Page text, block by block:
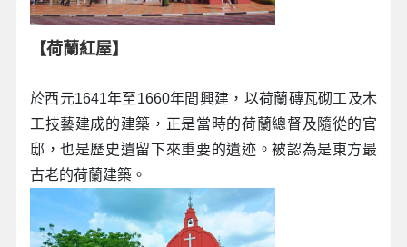
【荷蘭紅屋】
於西元1641年至1660年間興建，以荷蘭磚瓦砌工及木
工技藝建成的建築，正是當時的荷蘭總督及隨從的官
邸，也是歷史遺留下來重要的遺迹。被認為是東方最
古老的荷蘭建築。